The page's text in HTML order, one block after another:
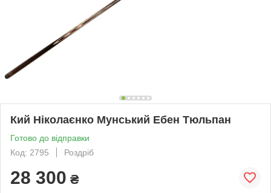
Кий Ніколаєнко Мунський Ебен Тюльпан
Готово до відправки
Код: 2795
Роздріб
28 300 ₴